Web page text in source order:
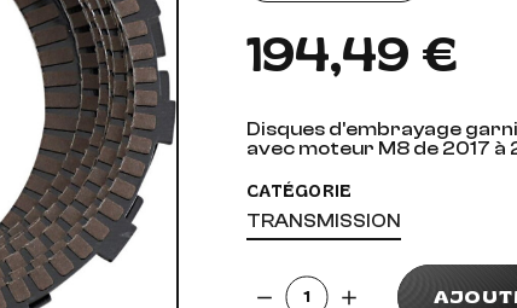
194,49 €
Disques d'embrayage
avec moteur M8 de 2017 à
CATÉGORIE
TRANSMISSION
Quantité